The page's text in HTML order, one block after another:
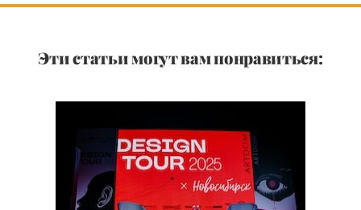
Эти статьи могут вам понравиться: